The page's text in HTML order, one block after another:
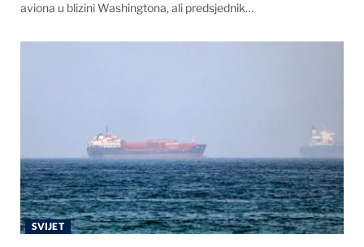
aviona u blizini Washingtona, ali predsjednik…
SVIJET